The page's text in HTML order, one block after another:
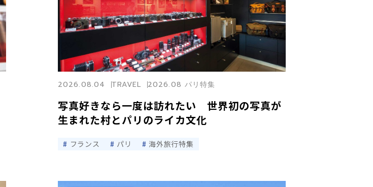
写真好きなら一度は訪れたい 世界初の写真が
生まれた村とパリのライカ文化
2026.08.04 TRAVEL 2026.08 パリ特集
フランス パリ 海外旅行特集